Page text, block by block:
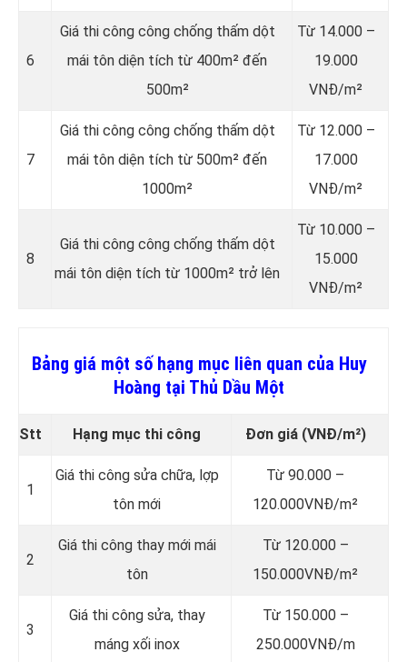
6
Giá thi công công chống thấm dột
mái tôn diện tích từ 400m² đến
500m²
Từ 14.000 –
19.000
VNĐ/m²
7
Giá thi công công chống thấm dột
mái tôn diện tích từ 500m² đến
1000m²
Từ 12.000 –
17.000
VNĐ/m²
8
Giá thi công công chống thấm dột
mái tôn diện tích từ 1000m² trở lên
Từ 10.000 –
15.000
VNĐ/m²
Bảng giá một số hạng mục liên quan của Huy
Hoàng tại Thủ Dầu Một
Stt Hạng mục thi công Đơn giá (VNĐ/m²)
1
Giá thi công sửa chữa, lợp
tôn mới
Từ 90.000 –
120.000VNĐ/m²
2
Giá thi công thay mới mái
tôn
Từ 120.000 –
150.000VNĐ/m²
3
Giá thi công sửa, thay
máng xối inox
Từ 150.000 –
250.000VNĐ/m